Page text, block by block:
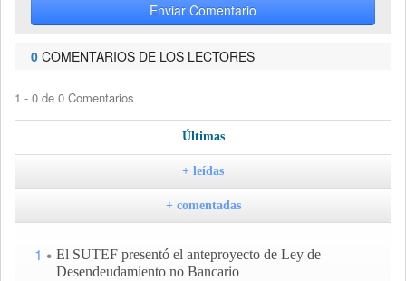
Enviar Comentario
0 COMENTARIOS DE LOS LECTORES
1 - 0 de 0 Comentarios
Últimas
+ leídas
+ comentadas
1
El SUTEF presentó el anteproyecto de Ley de
Desendeudamiento no Bancario